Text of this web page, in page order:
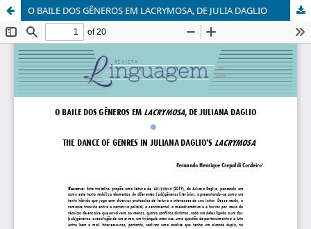
O BAILE DOS GÊNEROS EM LACRYMOSA, DE JULIA DAGLIO